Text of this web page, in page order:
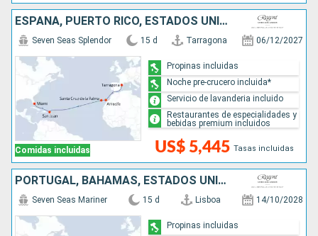
ESPAÑA, PUERTO RICO, ESTADOS UNIDOS
Comidas incluidas
Seven Seas Splendor 15 d Tarragona 06/12/2027
US$ 5,445 Tasas incluidas
Propinas incluidas
Noche pre-crucero incluida*
Servicio de lavanderia incluido
Restaurantes de especialidades y
bebidas premium incluidos
PORTUGAL, BAHAMAS, ESTADOS UNIDOS
Seven Seas Mariner 15 d Lisboa 14/10/2028
Propinas incluidas